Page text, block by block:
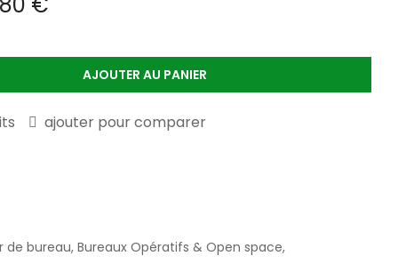
AJOUTER AU PANIER
ajouter pour comparer
de bureau, Bureaux Opératifs & Open space,